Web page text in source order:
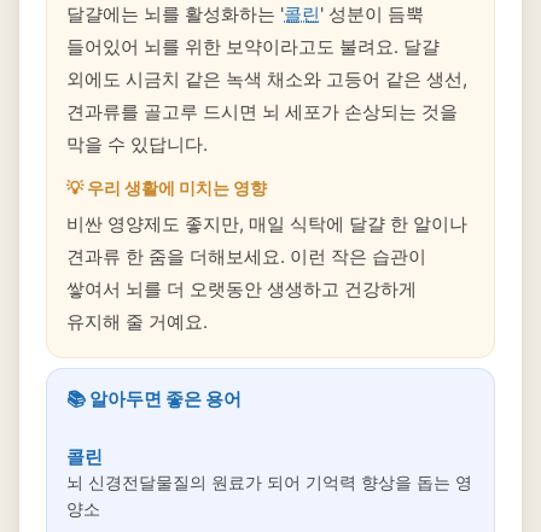
달걀에는 뇌를 활성화하는 '콜린' 성분이 듬뿍
들어있어 뇌를 위한 보약이라고도 불려요. 달걀
외에도 시금치 같은 녹색 채소와 고등어 같은 생선,
견과류를 골고루 드시면 뇌 세포가 손상되는 것을
막을 수 있답니다.
💡 우리 생활에 미치는 영향
비싼 영양제도 좋지만, 매일 식탁에 달걀 한 알이나
견과류 한 줌을 더해보세요. 이런 작은 습관이
쌓여서 뇌를 더 오랫동안 생생하고 건강하게
유지해 줄 거예요.
📚 알아두면 좋은 용어
콜린
뇌 신경전달물질의 원료가 되어 기억력 향상을 돕는 영
양소